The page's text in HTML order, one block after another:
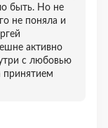
быть. Но не
не поняла и
активно
с любовью